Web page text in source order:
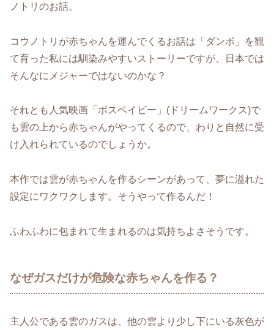
ノトリのお話。
コウノトリが赤ちゃんを運んでくるお話は「ダンボ」を観
て育った私には馴染みやすいストーリーですが、日本では
そんなにメジャーではないのかな？
それとも人気映画「ボスベイビー」(ドリームワークス)で
も雲の上から赤ちゃんがやってくるので、わりと自然に受
け入れられているのでしょうか。
本作では雲が赤ちゃんを作るシーンがあって、夢に溢れた
設定にワクワクします。そうやって作るんだ！
ふわふわに包まれて生まれるのは気持ちよさそうです。
なぜガスだけが危険な赤ちゃんを作る？
主人公である雲のガスは、他の雲より少し下にいる灰色が